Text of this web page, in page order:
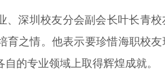
、深圳校友分会副会长叶长青
育之情。他表示要珍惜海职校
的专业领域上取得辉煌成就。